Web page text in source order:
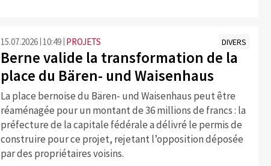
15.07.2026 10:49 PROJETS DIVERS
Berne valide la transformation de la
place du Bären- und Waisenhaus
La place bernoise du Bären- und Waisenhaus peut être
réaménagée pour un montant de 36 millions de francs : la
préfecture de la capitale fédérale a délivré le permis de
construire pour ce projet, rejetant l’opposition déposée
par des propriétaires voisins.